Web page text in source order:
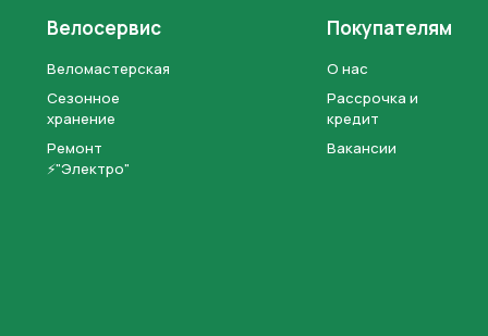
Велосервис
Веломастерская
Сезонное
хранение
Ремонт
⚡"Электро"
Покупателям
О нас
Рассрочка и
кредит
Вакансии